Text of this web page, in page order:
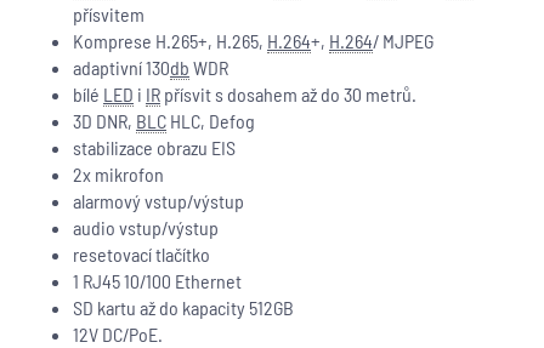
přísvitem
Komprese H.265+, H.265, H.264+, H.264/ MJPEG
adaptivní 130db WDR
bílé LED i IR přísvit s dosahem až do 30 metrů.
3D DNR, BLC HLC, Defog
stabilizace obrazu EIS
2x mikrofon
alarmový vstup/výstup
audio vstup/výstup
resetovací tlačítko
1 RJ45 10/100 Ethernet
SD kartu až do kapacity 512GB
12V DC/PoE.